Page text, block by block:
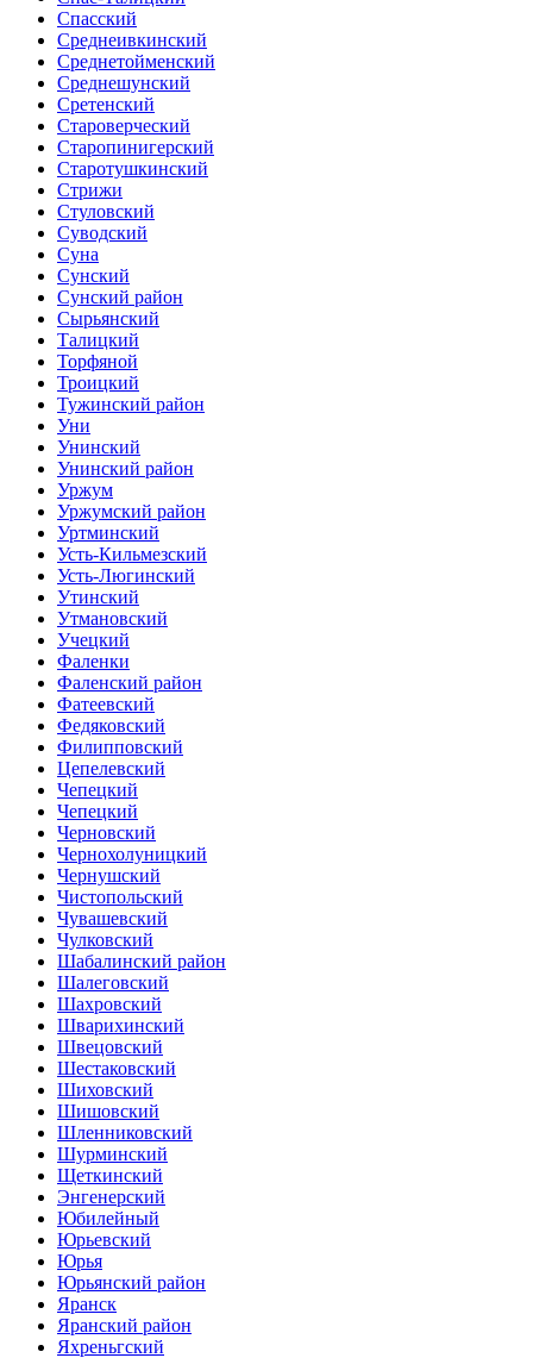
Спасский
Среднеивкинский
Среднетойменский
Среднешунский
Сретенский
Староверческий
Старопинигерский
Старотушкинский
Стрижи
Стуловский
Суводский
Суна
Сунский
Сунский район
Сырьянский
Талицкий
Торфяной
Троицкий
Тужинский район
Уни
Унинский
Унинский район
Уржум
Уржумский район
Уртминский
Усть-Кильмезский
Усть-Люгинский
Утинский
Утмановский
Учецкий
Фаленки
Фаленский район
Фатеевский
Федяковский
Филипповский
Цепелевский
Чепецкий
Чепецкий
Черновский
Чернохолуницкий
Чернушский
Чистопольский
Чувашевский
Чулковский
Шабалинский район
Шалеговский
Шахровский
Шварихинский
Швецовский
Шестаковский
Шиховский
Шишовский
Шленниковский
Шурминский
Щеткинский
Энгенерский
Юбилейный
Юрьевский
Юрья
Юрьянский район
Яранск
Яранский район
Яхреньгский